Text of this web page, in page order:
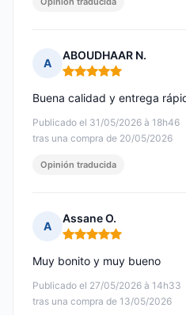
A
ABOUDHAAR N.
Nota: 5 de 5
Publicado el 31/05/2026 à 18h46
tras una compra de 20/05/2026
Buena calidad y entrega
Opinión traducida
A
Assane O.
Nota: 5 de 5
Publicado el 27/05/2026 à 14h33
tras una compra de 13/05/2026
Muy bonito y muy bueno